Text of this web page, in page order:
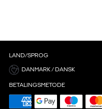
LAND/SPROG
DANMARK / DANSK
BETALINGSMETODE